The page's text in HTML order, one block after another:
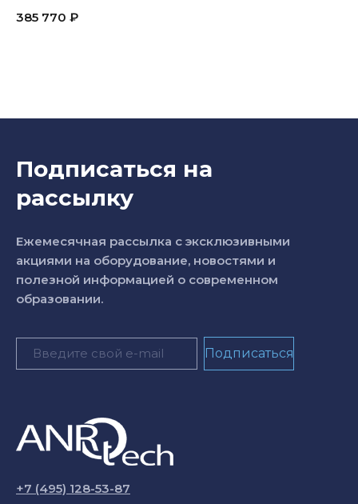
385 770 ₽
Подписаться на
рассылку
Ежемесячная рассылка с эксклюзивными
акциями на оборудование, новостями и
полезной информацией о современном
образовании.
+7 (495) 128-53-87